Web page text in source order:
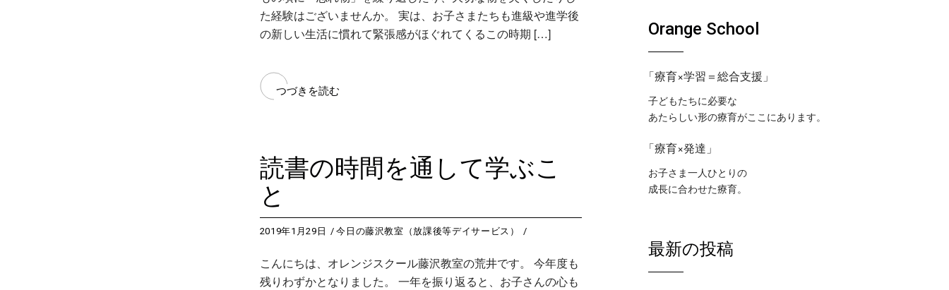
た経験はございませんか。 実は、お子さまたちも進級や進学後
の新しい生活に慣れて緊張感がほぐれてくるこの時期 […]
つづきを読む
読書の時間を通して学ぶこ
と
2019年1月29日 今日の藤沢教室（放課後等デイサービス）
こんにちは、オレンジスクール藤沢教室の荒井です。 今年度も
残りわずかとなりました。 一年を振り返ると、お子さんの心も
Orange School
「療育×学習＝総合支援」
子どもたちに必要な
あたらしい形の療育がここにあります。
「療育×発達」
お子さま一人ひとりの
成長に合わせた療育。
最新の投稿